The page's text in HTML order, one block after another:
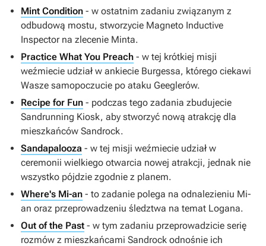
Mint Condition - w ostatnim zadaniu związanym z
odbudową mostu, stworzycie Magneto Inductive
Inspector na zlecenie Minta.
Practice What You Preach - w tej krótkiej misji
weźmiecie udział w ankiecie Burgessa, którego ciekawi
Wasze samopoczucie po ataku Geeglerów.
Recipe for Fun - podczas tego zadania zbudujecie
Sandrunning Kiosk, aby stworzyć nową atrakcję dla
mieszkańców Sandrock.
Sandapalooza - w tej misji weźmiecie udział w
ceremonii wielkiego otwarcia nowej atrakcji, jednak nie
wszystko pójdzie zgodnie z planem.
Where's Mi-an - to zadanie polega na odnalezieniu Mi-
an oraz przeprowadzeniu śledztwa na temat Logana.
Out of the Past - w tym zadaniu przeprowadzicie serię
rozmów z mieszkańcami Sandrock odnośnie ich